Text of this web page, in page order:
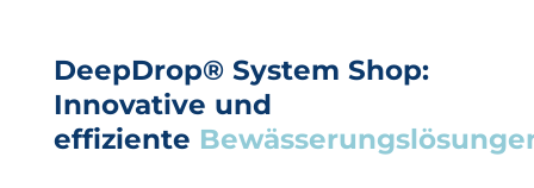
DeepDrop® System Shop:
Innovative und
effiziente